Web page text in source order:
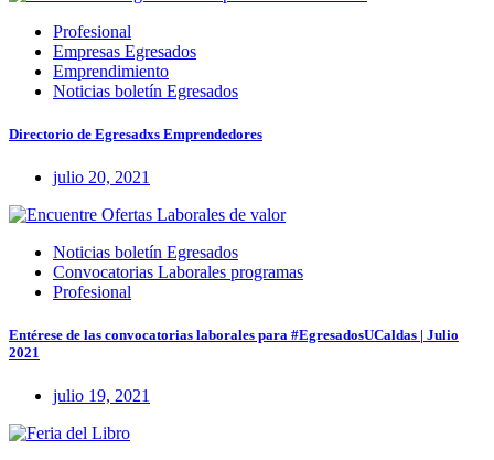
Profesional
Empresas Egresados
Emprendimiento
Noticias boletín Egresados
Directorio de Egresadxs Emprendedores
julio 20, 2021
Noticias boletín Egresados
Convocatorias Laborales programas
Profesional
Entérese de las convocatorias laborales para #EgresadosUCaldas | Julio
2021
julio 19, 2021